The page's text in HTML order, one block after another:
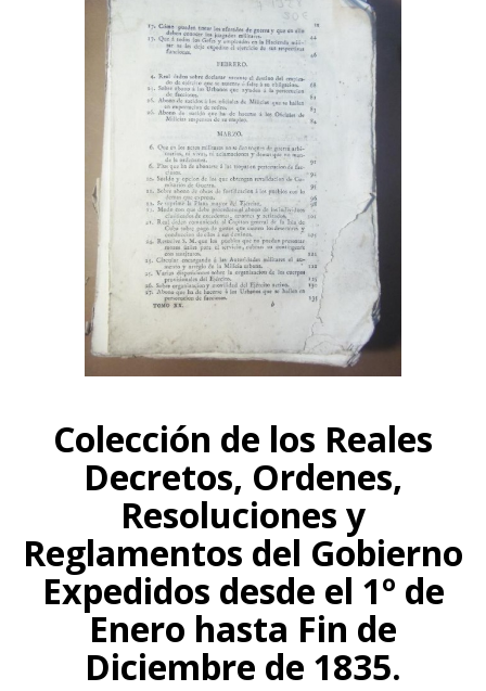
Colección de los Reales
Decretos, Ordenes,
Resoluciones y
Reglamentos del Gobierno
Expedidos desde el 1º de
Enero hasta Fin de
Diciembre de 1835.